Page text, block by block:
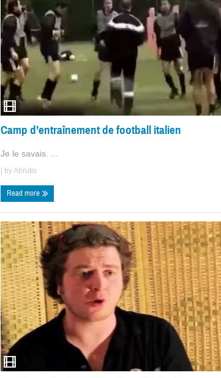
Camp d’entraînement de football italien
Je le savais. ...
| byAbrutis
Read more